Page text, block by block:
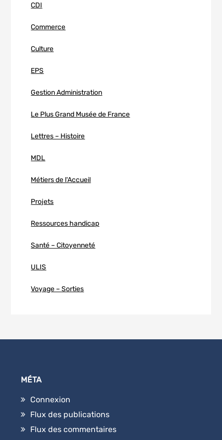
CDI
Commerce
Culture
EPS
Gestion Administration
Le Plus Grand Musée de France
Lettres – Histoire
MDL
Métiers de l'Accueil
Projets
Ressources handicap
Santé – Citoyenneté
ULIS
Voyage – Sorties
MÉTA
Connexion
Flux des publications
Flux des commentaires